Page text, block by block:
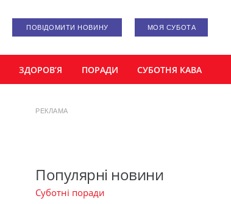
ПОВІДОМИТИ НОВИНУ МОЯ СУБОТА
ЗДОРОВ’Я ПОРАДИ СУБОТНЯ КАВА
РЕКЛАМА
Популярні новини
Суботні поради